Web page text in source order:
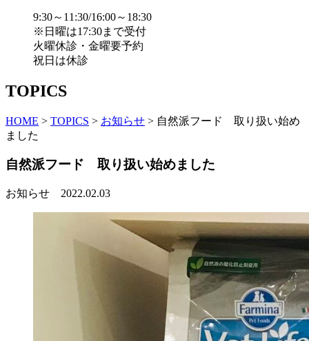
9:30～11:30/16:00～18:30
※日曜は17:30まで受付
火曜休診・金曜要予約
祝日は休診
TOPICS
HOME > TOPICS > お知らせ > 自然派フード 取り扱い始め
ました
自然派フード 取り扱い始めました
お知らせ 2022.02.03